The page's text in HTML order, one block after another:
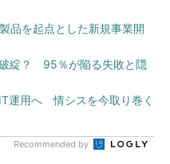
品を起点とした新規事業開
綻？ 95％が陥る失敗と隠
運用へ 情シスを今取り巻く
Recommended by